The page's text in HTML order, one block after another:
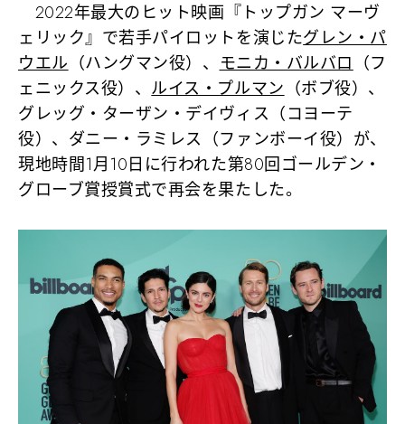
2022年最大のヒット映画『トップガン マーヴ
ェリック』で若手パイロットを演じたグレン・パ
ウエル（ハングマン役）、モニカ・バルバロ（フ
ェニックス役）、ルイス・プルマン（ボブ役）、
グレッグ・ターザン・デイヴィス（コヨーテ
役）、ダニー・ラミレス（ファンボーイ役）が、
現地時間1月10日に行われた第80回ゴールデン・
グローブ賞授賞式で再会を果たした。